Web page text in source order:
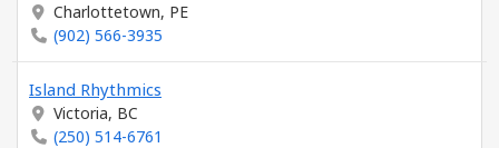
Charlottetown, PE
(902) 566-3935
Island Rhythmics
Victoria, BC
(250) 514-6761